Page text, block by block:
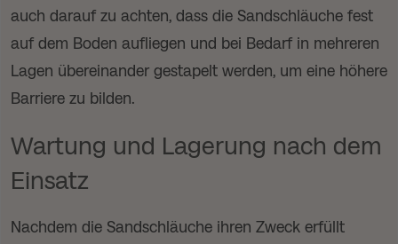
auch darauf zu achten, dass die Sandschläuche fest
auf dem Boden aufliegen und bei Bedarf in mehreren
Lagen übereinander gestapelt werden, um eine höhere
Barriere zu bilden.
Wartung und Lagerung nach dem
Einsatz
Nachdem die Sandschläuche ihren Zweck erfüllt